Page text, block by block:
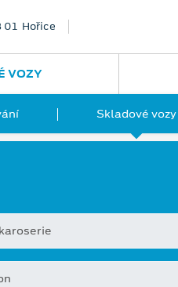
01 Hořice
Skladové vozy
VOZY